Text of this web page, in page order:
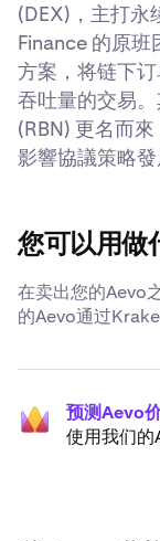
(DEX)，主打永
Finance 的原
方案，将链下
吞吐量的交易
(RBN) 更名而
影響協議策略發
您可以用做
在卖出您的Aevo
的Aevo通过
预测Aevo
使用我们